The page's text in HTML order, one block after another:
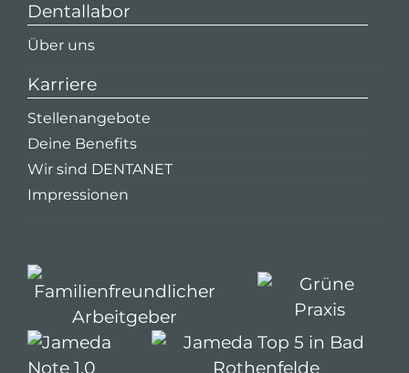
Dentallabor
Über uns
Karriere
Stellenangebote
Deine Benefits
Wir sind DENTANET
Impressionen